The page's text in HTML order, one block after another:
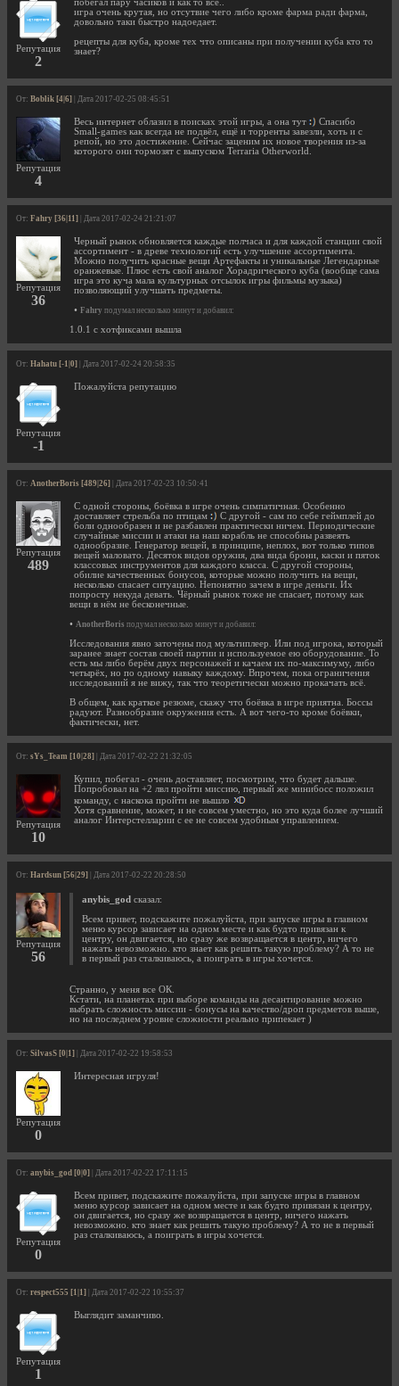
Репутация
2
игра очень крутая, но отсутвие чего либо кроме фарма ради фарма,
довольно таки быстро надоедает.
рецепты для куба, кроме тех что описаны при получении куба кто то
знает?
От: Boblik [4|6] | Дата 2017-02-25 08:45:51
Репутация
4
Весь интернет облазил в поисках этой игры, а она тут
Спасибо
Small-games как всегда не подвёл, ещё и торренты завезли, хоть и с
репой, но это достижение. Сейчас заценим их новое творения из-за
которого они тормозят с выпуском Terraria Otherworld.
От: Fahry [36|11] | Дата 2017-02-24 21:21:07
Репутация
36
Черный рынок обновляется каждые полчаса и для каждой станции свой
ассортимент - в древе технологий есть улучшение ассортимента.
Можно получить красные вещи Артефакты и уникальные Легендарные
оранжевые. Плюс есть свой аналог Хорадрического куба (вообще сама
игра это куча мала культурных отсылок игры фильмы музыка)
позволяющий улучшать предметы.
• Fahry подумал несколько минут и добавил:
1.0.1 с хотфиксами вышла
От: Hahatu [-1|0] | Дата 2017-02-24 20:58:35
Репутация
-1
Пожалуйста репутацию
От: AnotherBoris [489|26] | Дата 2017-02-23 10:50:41
Репутация
489
С одной стороны, боёвка в игре очень симпатичная. Особенно
доставляет стрельба по птицам
С другой - сам по себе геймплей до
боли однообразен и не разбавлен практически ничем. Периодические
случайные миссии и атаки на наш корабль не способны развеять
однообразие. Генератор вещей, в принципе, неплох, вот только типов
вещей маловато. Десяток видов оружия, два вида брони, каски и пяток
классовых инструментов для каждого класса. С другой стороны,
обилие качественных бонусов, которые можно получить на вещи,
несколько спасает ситуацию. Непонятно зачем в игре деньги. Их
попросту некуда девать. Чёрный рынок тоже не спасает, потому как
вещи в нём не бесконечные.
• AnotherBoris подумал несколько минут и добавил:
Исследования явно заточены под мультиплеер. Или под игрока, который
заранее знает состав своей партии и используемое ею оборудование. То
есть мы либо берём двух персонажей и качаем их по-максимуму, либо
четырёх, но по одному навыку каждому. Впрочем, пока ограничения
исследований я не вижу, так что теоретически можно прокачать всё.
В общем, как краткое резюме, скажу что боёвка в игре приятна. Боссы
радуют. Разнообразие окружения есть. А вот чего-то кроме боёвки,
фактически, нет.
От: sYs_Team [10|28] | Дата 2017-02-22 21:32:05
Репутация
10
Купил, побегал - очень доставляет, посмотрим, что будет дальше.
Попробовал на +2 лвл пройти миссию, первый же минибосс положил
команду, с наскока пройти не вышло
Хотя сравнение, может, и не совсем уместно, но это куда более лучший
аналог Интерстелларии с ее не совсем удобным управлением.
От: Hardsun [56|29] | Дата 2017-02-22 20:28:50
Репутация
56
anybis_god сказал:
Всем привет, подскажите пожалуйста, при запуске игры в главном
меню курсор зависает на одном месте и как будто привязан к
центру, он двигается, но сразу же возвращается в центр, ничего
нажать невозможно. кто знает как решить такую проблему? А то не
в первый раз сталкиваюсь, а поиграть в игры хочется.
Странно, у меня все ОК.
Кстати, на планетах при выборе команды на десантирование можно
выбрать сложность миссии - бонусы на качество/дроп предметов выше,
но на последнем уровне сложности реально припекает )
От: SilvasS [0|1] | Дата 2017-02-22 19:58:53
Репутация
0
Интересная игруля!
От: anybis_god [0|0] | Дата 2017-02-22 17:11:15
Репутация
0
Всем привет, подскажите пожалуйста, при запуске игры в главном
меню курсор зависает на одном месте и как будто привязан к центру,
он двигается, но сразу же возвращается в центр, ничего нажать
невозможно. кто знает как решить такую проблему? А то не в первый
раз сталкиваюсь, а поиграть в игры хочется.
От: respect555 [1|1] | Дата 2017-02-22 10:55:37
Репутация
1
Выглядит заманчиво.